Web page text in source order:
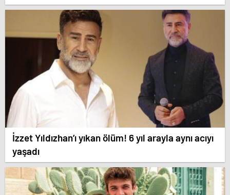
İzzet Yıldızhan’ı yıkan ölüm! 6 yıl arayla aynı acıyı
yaşadı